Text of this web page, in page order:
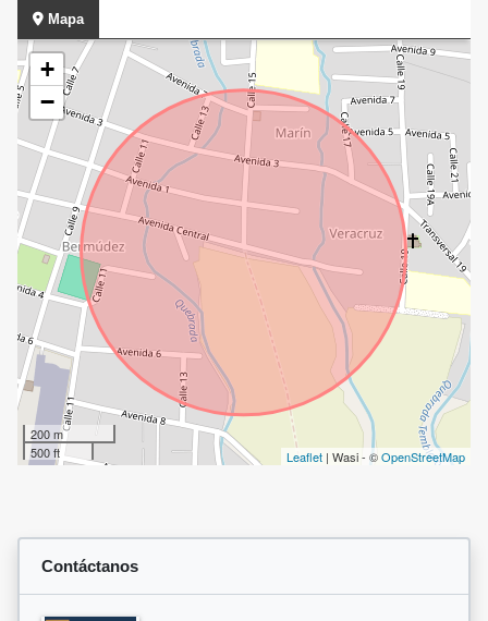
Mapa
+
−
200 m
500 ft
Leaflet | Wasi - ©OpenStreetMap
Contáctanos